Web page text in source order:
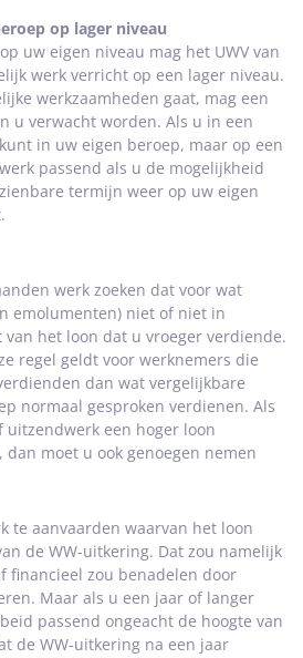
op lager niveau
uw eigen niveau mag het UWV van
werk verricht op een lager niveau.
werkzaamheden gaat, mag een
u verwacht worden. Als u in een
in uw eigen beroep, maar op een
passend als u de mogelijkheid
termijn weer op uw eigen
werk zoeken dat voor wat
emolumenten) niet of niet in
het loon dat u vroeger verdiende.
regel geldt voor werknemers die
dan wat vergelijkbare
normaal gesproken verdienen. Als
uitzendwerk een hoger loon
moet u ook genoegen nemen
te aanvaarden waarvan het loon
de WW-uitkering. Dat zou namelijk
financieel zou benadelen door
Maar als u een jaar of langer
passend ongeacht de hoogte van
de WW-uitkering na een jaar